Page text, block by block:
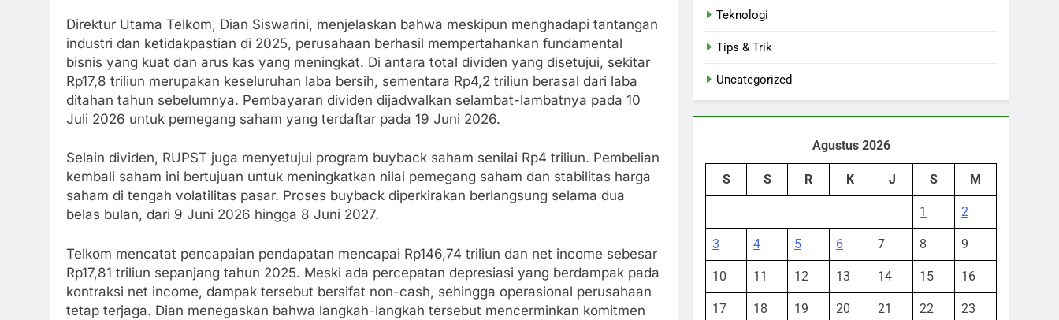
Direktur Utama Telkom, Dian Siswarini, menjelaskan bahwa meskipun menghadapi tantangan
industri dan ketidakpastian di 2025, perusahaan berhasil mempertahankan fundamental
bisnis yang kuat dan arus kas yang meningkat. Di antara total dividen yang disetujui, sekitar
Rp17,8 triliun merupakan keseluruhan laba bersih, sementara Rp4,2 triliun berasal dari laba
ditahan tahun sebelumnya. Pembayaran dividen dijadwalkan selambat-lambatnya pada 10
Juli 2026 untuk pemegang saham yang terdaftar pada 19 Juni 2026.
Selain dividen, RUPST juga menyetujui program buyback saham senilai Rp4 triliun. Pembelian
kembali saham ini bertujuan untuk meningkatkan nilai pemegang saham dan stabilitas harga
saham di tengah volatilitas pasar. Proses buyback diperkirakan berlangsung selama dua
belas bulan, dari 9 Juni 2026 hingga 8 Juni 2027.
Telkom mencatat pencapaian pendapatan mencapai Rp146,74 triliun dan net income sebesar
Rp17,81 triliun sepanjang tahun 2025. Meski ada percepatan depresiasi yang berdampak pada
kontraksi net income, dampak tersebut bersifat non-cash, sehingga operasional perusahaan
tetap terjaga. Dian menegaskan bahwa langkah-langkah tersebut mencerminkan komitmen
Teknologi
Tips & Trik
Uncategorized
Agustus 2026
S S R K J S M
1 2
3 4 5 6 7 8 9
10 11 12 13 14 15 16
17 18 19 20 21 22 23